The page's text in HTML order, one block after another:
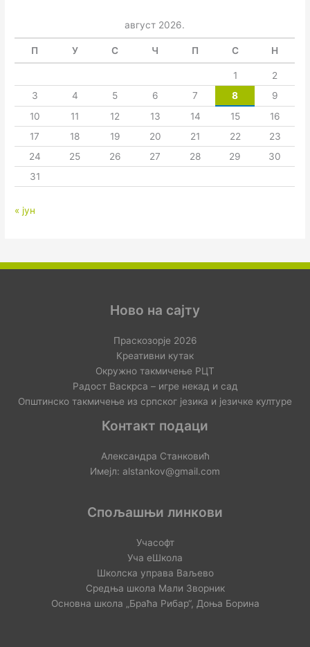
август 2026.
П У С Ч П С Н
1
2
3
4 5 6 7 8
9
10
11 12 13 14 15
16
17
18 19 20 21 22
23
24
25 26 27 28 29
30
31
« јун
Ново на сајту
Праскозорје 2026
Креативни кутак
Окружно такмичење РЦТ
Радост Васкрса – игре некад и сад
Општинско такмичење из српског језика и језичке културе
Контакт подаци
Александра Станковић
Имејл: alstankov@gmail.com
Спољашњи линкови
Учасофт
Уча еШкола
Школска управа Ваљево
Средња школа Мали Зворник
Основна школа „Браћа Рибар“, Доња Борина